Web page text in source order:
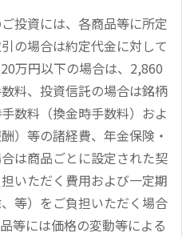
投資には、各商品等に所定
の場合は約定代金に対して
万円以下の場合は、2,860
料、投資信託の場合は銘柄
数料（換金時手数料）およ
）等の諸経費、年金保険・
は商品ごとに設定された契
いただく費用および一定期
等）をご負担いただく場合
等には価格の変動等による